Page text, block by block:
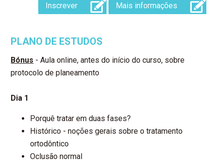
Inscrever Mais informações
PLANO DE ESTUDOS
Bónus - Aula online, antes do início do curso, sobre
protocolo de planeamento
Dia 1
Porquê tratar em duas fases?
Histórico - noções gerais sobre o tratamento
ortodôntico
Oclusão normal